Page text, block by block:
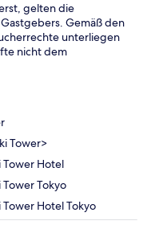
gelten die
Gemäß den
unterliegen
nicht dem
Tower>
Tower Hotel
Tower Tokyo
Tower Hotel Tokyo